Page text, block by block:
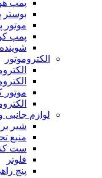
پمپ
موتور
پمپ
الکتروموتور
موتور
لوازم جانبی
شیر
منبع
ست
فلوتر
پنج